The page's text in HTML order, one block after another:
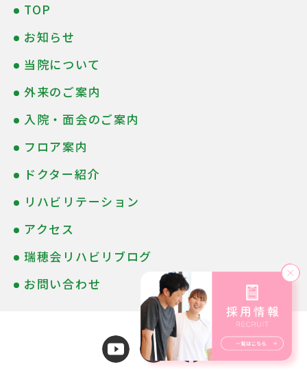
TOP
お知らせ
当院について
外来のご案内
入院・面会のご案内
フロア案内
ドクター紹介
リハビリテーション
アクセス
瑞穂会リハビリブログ
お問い合わせ